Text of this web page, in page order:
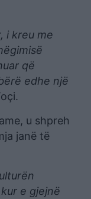
i kreu me
që
edhe një
u shpreh
janë të
e gjejnë